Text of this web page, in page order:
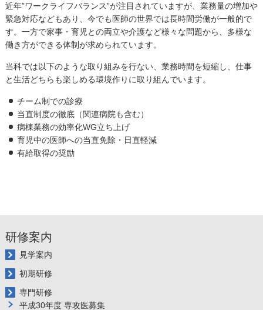
近年”ワークライフバランス”が注目されていますが、業務量の増加や
緊急対応などもあり、今でも医師の世界では長時間労働が一般的で
す。一方で家事・育児との両立や介護など様々な問題から、多様な
働き方ができる体制が求められています。
当科では以下のような取り組みを行ない、業務時間を短縮し、仕事
と生活どちらも楽しめる環境作りに取り組んでいます。
チーム制での診療
当直制度の徹底（関連病院も含む）
病棟業務の効率化WG立ち上げ
育児中の医師への当直免除・日直軽減
有給取得の奨励
研修案内
見学案内
初期研修
専門研修
平成30年度 専攻医募集